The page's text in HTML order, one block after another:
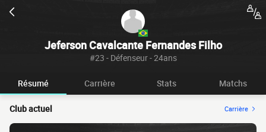
Jeferson Cavalcante Fernandes Filho
#23 - Défenseur - 24ans
Résumé Carrière Stats Matchs
Club actuel Carrière